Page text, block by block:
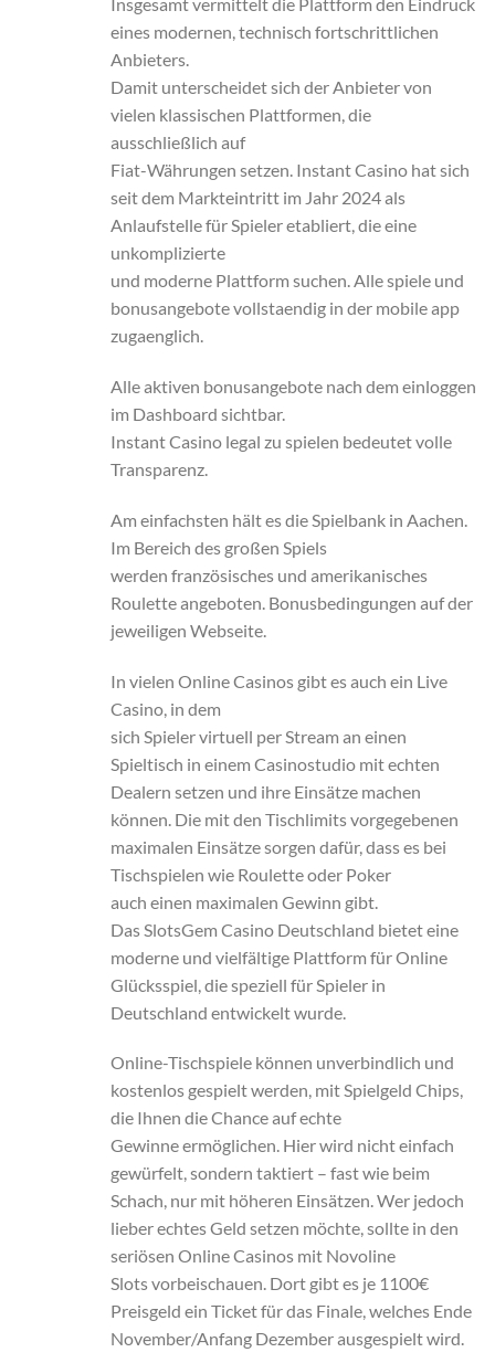
eines modernen, technisch fortschrittlichen
Anbieters.
Damit unterscheidet sich der Anbieter von
vielen klassischen Plattformen, die
ausschließlich auf
Fiat-Währungen setzen. Instant Casino hat sich
seit dem Markteintritt im Jahr 2024 als
Anlaufstelle für Spieler etabliert, die eine
unkomplizierte
und moderne Plattform suchen. Alle spiele und
bonusangebote vollstaendig in der mobile app
zugaenglich.
Alle aktiven bonusangebote nach dem einloggen
im Dashboard sichtbar.
Instant Casino legal zu spielen bedeutet volle
Transparenz.
Am einfachsten hält es die Spielbank in Aachen.
Im Bereich des großen Spiels
werden französisches und amerikanisches
Roulette angeboten. Bonusbedingungen auf der
jeweiligen Webseite.
In vielen Online Casinos gibt es auch ein Live
Casino, in dem
sich Spieler virtuell per Stream an einen
Spieltisch in einem Casinostudio mit echten
Dealern setzen und ihre Einsätze machen
können. Die mit den Tischlimits vorgegebenen
maximalen Einsätze sorgen dafür, dass es bei
Tischspielen wie Roulette oder Poker
auch einen maximalen Gewinn gibt.
Das SlotsGem Casino Deutschland bietet eine
moderne und vielfältige Plattform für Online
Glücksspiel, die speziell für Spieler in
Deutschland entwickelt wurde.
Online-Tischspiele können unverbindlich und
kostenlos gespielt werden, mit Spielgeld Chips,
die Ihnen die Chance auf echte
Gewinne ermöglichen. Hier wird nicht einfach
gewürfelt, sondern taktiert – fast wie beim
Schach, nur mit höheren Einsätzen. Wer jedoch
lieber echtes Geld setzen möchte, sollte in den
seriösen Online Casinos mit Novoline
Slots vorbeischauen. Dort gibt es je 1100€
Preisgeld ein Ticket für das Finale, welches Ende
November/Anfang Dezember ausgespielt wird.